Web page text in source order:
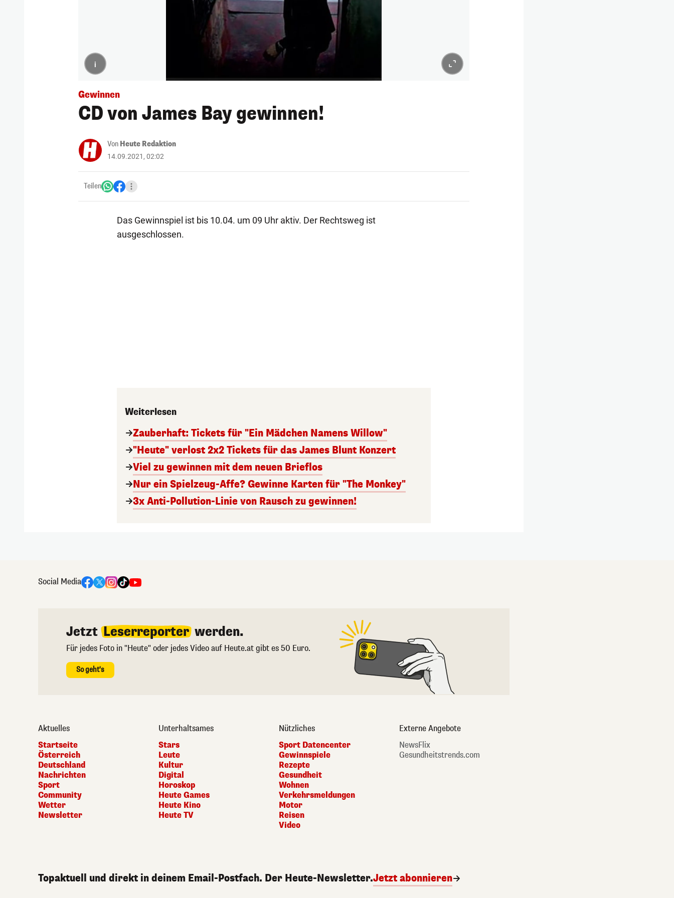
i
Gewinnen
CD von James Bay gewinnen!
Von Heute Redaktion
14.09.2021, 02:02
Teilen
Das Gewinnspiel ist bis 10.04. um 09 Uhr aktiv. Der Rechtsweg ist
ausgeschlossen.
Weiterlesen
Zauberhaft: Tickets für "Ein Mädchen Namens Willow"
"Heute" verlost 2x2 Tickets für das James Blunt Konzert
Viel zu gewinnen mit dem neuen Brieflos
Nur ein Spielzeug-Affe? Gewinne Karten für "The Monkey"
3x Anti-Pollution-Linie von Rausch zu gewinnen!
Social Media
Jetzt Leserreporter werden.
Für jedes Foto in "Heute" oder jedes Video auf Heute.at gibt es 50 Euro.
So geht's
Aktuelles
Startseite
Österreich
Deutschland
Nachrichten
Sport
Community
Wetter
Newsletter
Unterhaltsames
Stars
Leute
Kultur
Digital
Horoskop
Heute Games
Heute Kino
Heute TV
Nützliches
Sport Datencenter
Gewinnspiele
Rezepte
Gesundheit
Wohnen
Verkehrsmeldungen
Motor
Reisen
Video
Externe Angebote
NewsFlix
Gesundheitstrends.com
Topaktuell und direkt in deinem Email-Postfach. Der Heute-Newsletter.Jetzt abonnieren